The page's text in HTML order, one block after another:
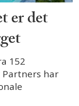
er det
152
har